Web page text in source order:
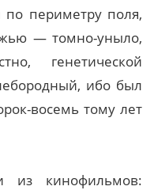
по периметру поля,
— томно-уныло,
генетической
ибо был
восемь тому лет
из кинофильмов: